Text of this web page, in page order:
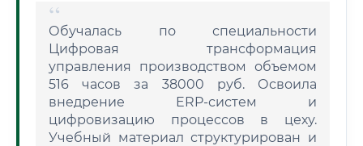
Обучалась по специальности
Цифровая трансформация
управления производством объемом
516 часов за 38000 руб. Освоила
внедрение ERP-систем и
цифровизацию процессов в цеху.
Учебный материал структурирован и